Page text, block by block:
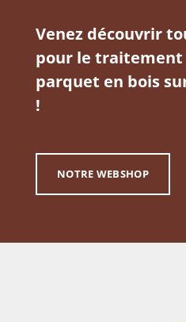
Venez découvrir
pour le traitement
parquet en bois
!
NOTRE WEBSHOP